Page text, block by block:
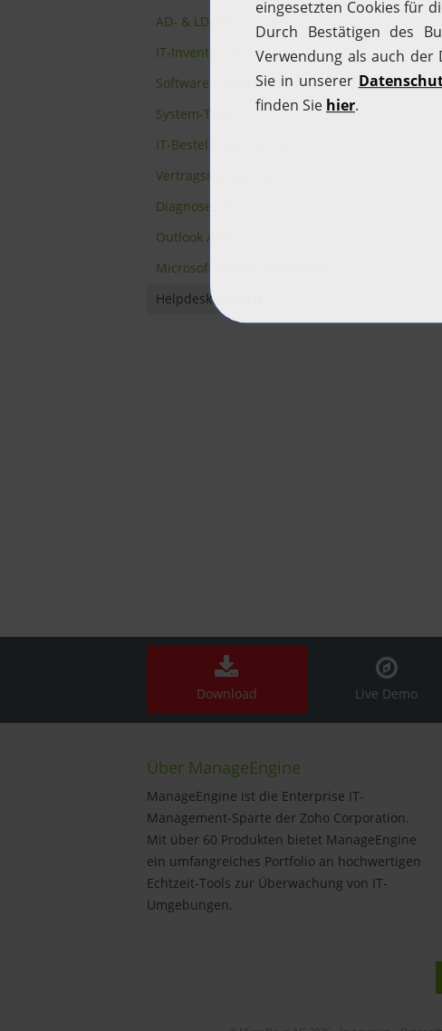
AD- & LDAP-Integration
IT-Inventarisierung
Software-Lizenzen verwalten
System-Tools
IT-Bestellungen verwalten
Vertragsmanagement
Diagnosesoftware-Integration
Outlook Add-in
Microsoft Teams Integration
Helpdesk-Reports
Download Live Demo
Über ManageEngine
ManageEngine ist die Enterprise IT-
Management-Sparte der Zoho Corporation.
Mit über 60 Produkten bietet ManageEngine
ein umfangreiches Portfolio an hochwertigen
Echtzeit-Tools zur Überwachung von IT-
Umgebungen.